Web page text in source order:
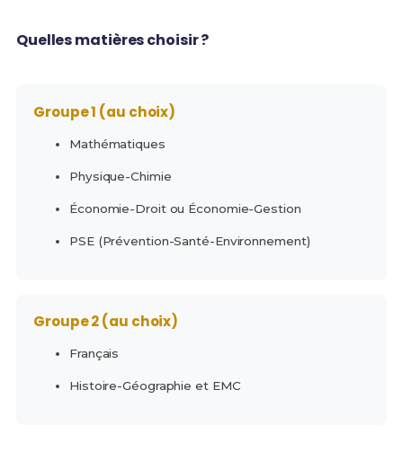
Quelles matières choisir ?
Groupe 1 (au choix)
Mathématiques
Physique-Chimie
Économie-Droit ou Économie-Gestion
PSE (Prévention-Santé-Environnement)
Groupe 2 (au choix)
Français
Histoire-Géographie et EMC